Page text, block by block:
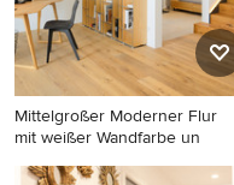
Mittelgroßer Moderner Flur
mit weißer Wandfarbe un
Mittelgroßer Moderner Flur